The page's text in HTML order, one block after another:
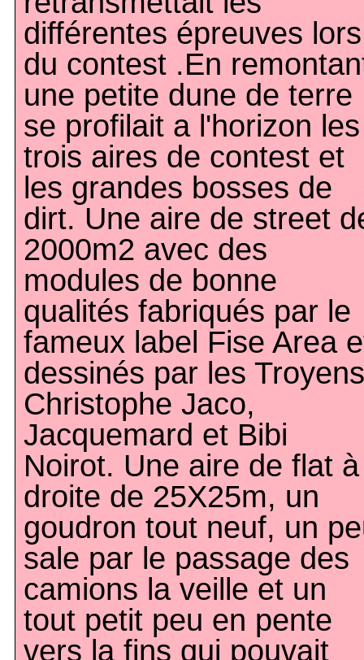
différentes épreuves lors
du contest .En
une petite dune de terre
se profilait a l'horizon les
trois aires de contest et
les grandes bosses de
dirt. Une aire de street
2000m2 avec des
modules de bonne
qualités fabriqués par le
fameux label Fise Area
dessinés par les Troyens
Christophe Jaco,
Jacquemard et Bibi
Noirot. Une aire de flat à
droite de 25X25m, un
goudron tout neuf, un
sale par le passage des
camions la veille et un
tout petit peu en pente
vers la fins qui pouvait